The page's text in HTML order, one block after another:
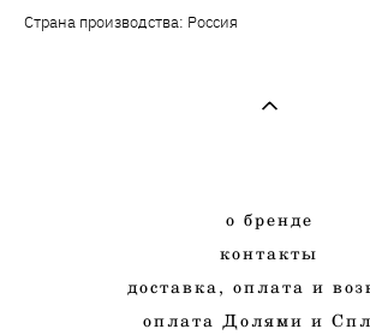
Страна производства: Россия
о бренде
контакты
доставка, оплата и
оплата Долями и